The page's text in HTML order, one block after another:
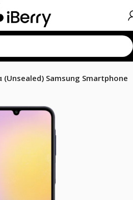
(Unsealed) Samsung Smartphone